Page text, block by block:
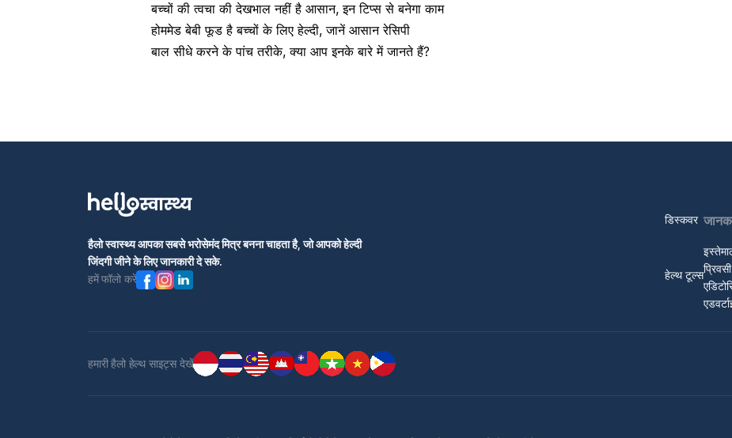
बच्चों की त्वचा की देखभाल नहीं है आसान, इन टिप्स से बनेगा काम
होममेड बेबी फूड है बच्चों के लिए हेल्दी, जानें आसान रेसिपी
बाल सीधे करने के पांच तरीके, क्या आप इनके बारे में जानते हैं?
हैलो स्वास्थ्य आपका सबसे भरोसेमंद मित्र बनना चाहता है, जो आपको हेल्दी
जिंदगी जीने के लिए जानकारी दे सके.
हमें फॉलो करें
डिस्कवर
हेल्थ टूल्स
हमारी हैलो हेल्थ साइट्स देखें